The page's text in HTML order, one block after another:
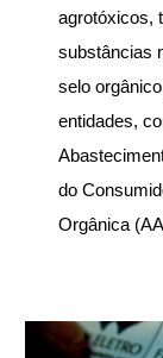
agrotóxicos,
substâncias
selo
entidades,
do
Orgânica